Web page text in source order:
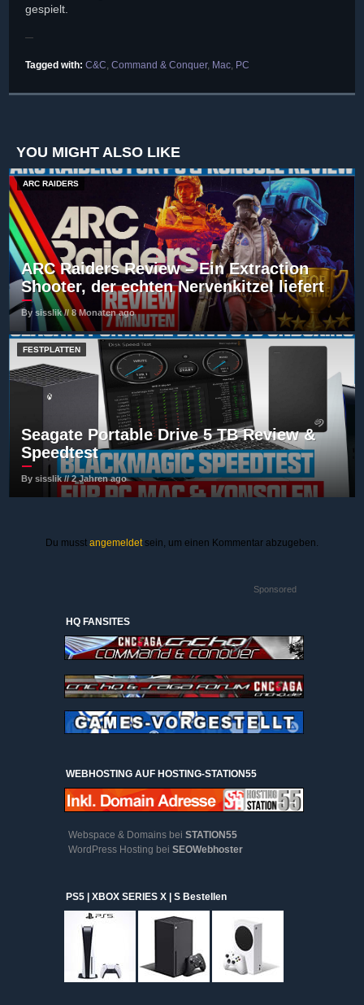
gespielt.
Tagged with: C&C, Command & Conquer, Mac, PC
YOU MIGHT ALSO LIKE
ARC RAIDERS
ARC Raiders Review – Ein Extraction
Shooter, der echten Nervenkitzel liefert
By sisslik // 8 Monaten ago
FESTPLATTEN
Seagate Portable Drive 5 TB Review &
Speedtest
By sisslik // 2 Jahren ago
Du musst angemeldetsein, um einen Kommentar abzugeben.
Sponsored
HQ FANSITES
WEBHOSTING AUF HOSTING-STATION55
Webspace & Domains bei STATION55
WordPress Hosting bei SEOWebhoster
PS5 | XBOX SERIES X | S Bestellen